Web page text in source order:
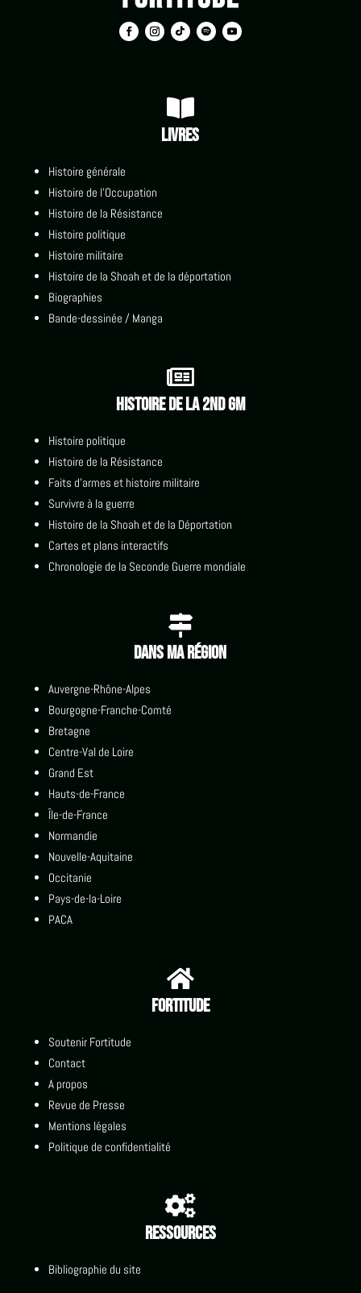

Livres
Histoire générale
Histoire de l'Occupation
Histoire de la Résistance
Histoire politique
Histoire militaire
Histoire de la Shoah et de la déportation
Biographies
Bande-dessinée / Manga

Histoire de la 2nd GM
Histoire politique
Histoire de la Résistance
Faits d'armes et histoire militaire
Survivre à la guerre
Histoire de la Shoah et de la Déportation
Cartes et plans interactifs
Chronologie de la Seconde Guerre mondiale

Dans ma région
Auvergne-Rhône-Alpes
Bourgogne-Franche-Comté
Bretagne
Centre-Val de Loire
Grand Est
Hauts-de-France
Île-de-France
Normandie
Nouvelle-Aquitaine
Occitanie
Pays-de-la-Loire
PACA

Fortitude
Soutenir Fortitude
Contact
A propos
Revue de Presse
Mentions légales
Politique de confidentialité

Ressources
Bibliographie du site